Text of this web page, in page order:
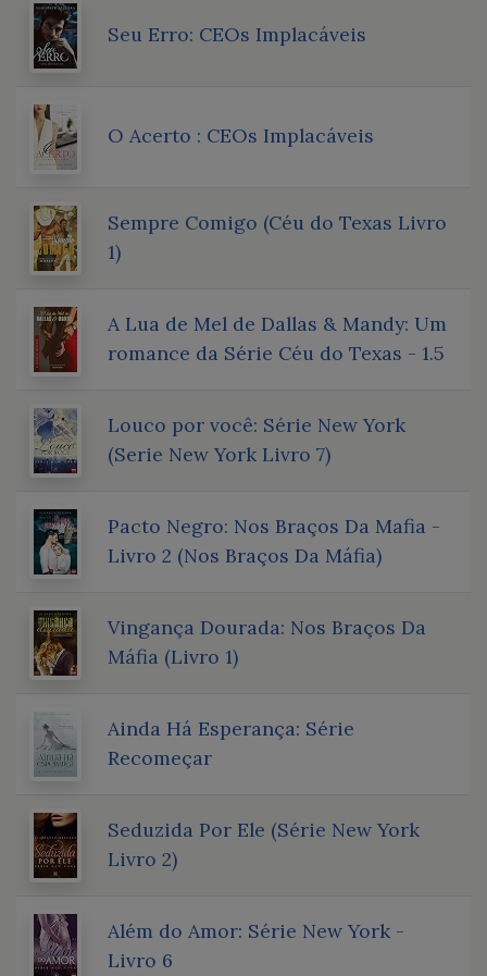
Seu Erro: CEOs Implacáveis
O Acerto : CEOs Implacáveis
Sempre Comigo (Céu do Texas Livro
1)
A Lua de Mel de Dallas & Mandy: Um
romance da Série Céu do Texas - 1.5
Louco por você: Série New York
(Serie New York Livro 7)
Pacto Negro: Nos Braços Da Mafia -
Livro 2 (Nos Braços Da Máfia)
Vingança Dourada: Nos Braços Da
Máfia (Livro 1)
Ainda Há Esperança: Série
Recomeçar
Seduzida Por Ele (Série New York
Livro 2)
Além do Amor: Série New York -
Livro 6